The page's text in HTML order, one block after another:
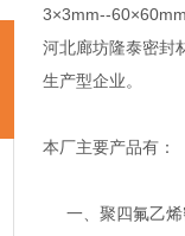
3×3mm--
河北廊坊隆泰密封
生产型企业。
本厂主要产品有：
一、聚四氟乙烯